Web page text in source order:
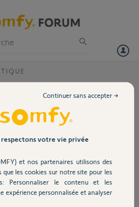
entre
fonctionnait bien jusqu'il y a quelques jours
connexion entre Tahoma et Homekit s'est
dans ce forum
box à jour
du pont dans homekit et tentative
le pont : ECHEC
respectons votre vie privée
et nos partenaires utilisons des
que les cookies sur notre site pour les
Personnaliser le contenu et les
expérience personnalisée et analyser
Continuer sans accepter →